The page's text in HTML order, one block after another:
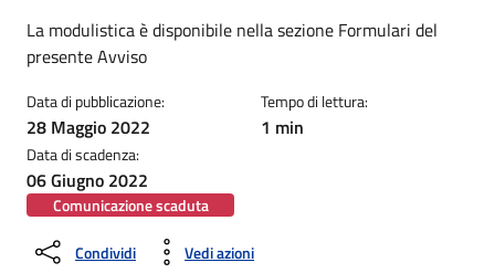
La modulistica è disponibile nella sezione Formulari del
presente Avviso
Data di pubblicazione:
28 Maggio 2022
Data di scadenza:
06 Giugno 2022
Comunicazione scaduta
Tempo di lettura:
1 min
Condividi Vedi azioni